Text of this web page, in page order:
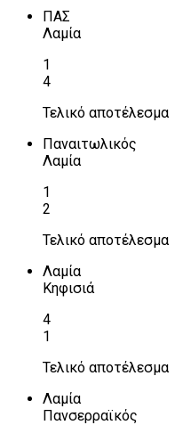
ΠΑΣ
Λαμία
1
4
Τελικό αποτέλεσμα
Παναιτωλικός
Λαμία
1
2
Τελικό αποτέλεσμα
Λαμία
Κηφισιά
4
1
Τελικό αποτέλεσμα
Λαμία
Πανσερραϊκός